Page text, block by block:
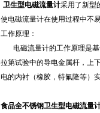
卫生型电磁流量计采用了新型
使电磁流量计在使用过程中不
工作原理：
电磁流量计的工作原理是基
拉第试验中的导电金属杆，上
电的内衬（橡胶，特氟隆等）
食品全不锈钢卫生型电磁流量